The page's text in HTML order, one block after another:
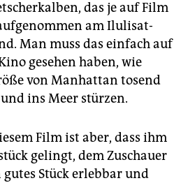
das je auf Film
am Ilulisat-
Man muss das einfach auf
gesehen haben, wie
von Manhattan tosend
ins Meer stürzen.
Film ist aber, dass ihm
gelingt, dem Zuschauer
Stück erlebbar und